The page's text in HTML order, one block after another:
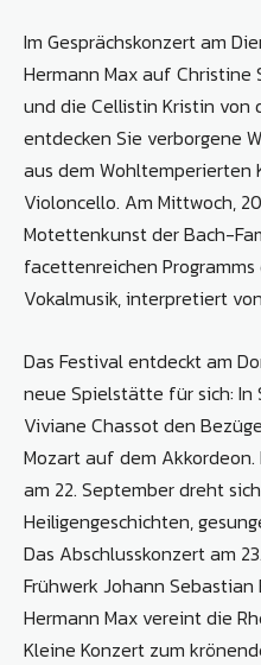
Im Gesprächskonzert am
Hermann Max auf Christine
und die Cellistin Kristin von
entdecken Sie verborgene
aus dem
Violoncello. Am Mittwoch,
Motettenkunst der Bach-
facettenreichen
Vokalmusik, interpretiert
Das Festival entdeckt am
neue Spielstätte für sich: In
Viviane Chassot den
Mozart auf dem
am 22. September dreht
Heiligengeschichten,
Das Abschlusskonzert am
Frühwerk Johann
Hermann Max vereint die
Kleine Konzert zum